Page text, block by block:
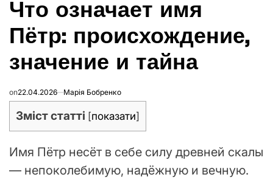
Что означает имя
Пётр: происхождение,
значение и тайна
on22.04.2026 Марія Бобренко
Зміст статті [показати]
Имя Пётр несёт в себе силу древней скалы
— непоколебимую, надёжную и вечную.